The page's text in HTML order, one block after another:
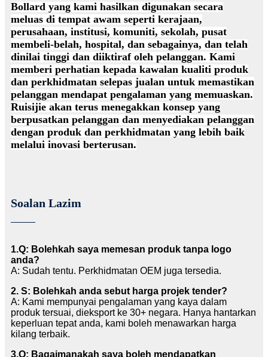
Bollard yang kami hasilkan digunakan secara
meluas di tempat awam seperti kerajaan,
perusahaan, institusi, komuniti, sekolah, pusat
membeli-belah, hospital, dan sebagainya, dan telah
dinilai tinggi dan diiktiraf oleh pelanggan. Kami
memberi perhatian kepada kawalan kualiti produk
dan perkhidmatan selepas jualan untuk memastikan
pelanggan mendapat pengalaman yang memuaskan.
Ruisijie akan terus menegakkan konsep yang
berpusatkan pelanggan dan menyediakan pelanggan
dengan produk dan perkhidmatan yang lebih baik
melalui inovasi berterusan.
Soalan Lazim
1.Q: Bolehkah saya memesan produk tanpa logo
anda?
A: Sudah tentu. Perkhidmatan OEM juga tersedia.
2. S: Bolehkah anda sebut harga projek tender?
A: Kami mempunyai pengalaman yang kaya dalam
produk tersuai, dieksport ke 30+ negara. Hanya hantarkan
keperluan tepat anda, kami boleh menawarkan harga
kilang terbaik.
3.Q: Bagaimanakah saya boleh mendapatkan